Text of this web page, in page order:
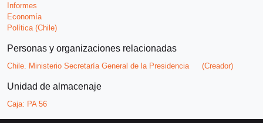
Informes
Economía
Política (Chile)
Personas y organizaciones relacionadas
Chile. Ministerio Secretaría General de la Presidencia (Creador)
Unidad de almacenaje
Caja: PA 56